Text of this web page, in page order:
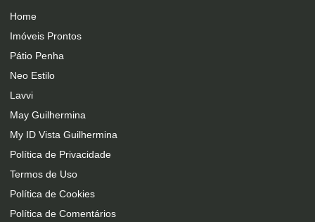
Home
Imóveis Prontos
Pátio Penha
Neo Estilo
Lavvi
May Guilhermina
My ID Vista Guilhermina
Política de Privacidade
Termos de Uso
Política de Cookies
Política de Comentários